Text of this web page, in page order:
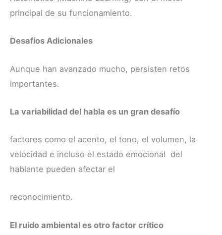
principal de su funcionamiento.
Desafíos Adicionales
Aunque han avanzado mucho, persisten retos
importantes.
La variabilidad del habla es un gran desafío
factores como el acento, el tono, el volumen, la
velocidad e incluso el estado emocional del
hablante pueden afectar el
reconocimiento.
El ruido ambiental es otro factor crítico